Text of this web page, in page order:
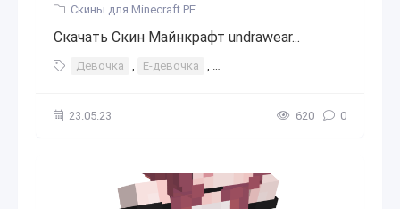
Скины для Minecraft PE
Скачать Скин Майнкрафт undrawear...
Девочка , Е-девочка , Горничная (Служанка)
23.05.23 620 0